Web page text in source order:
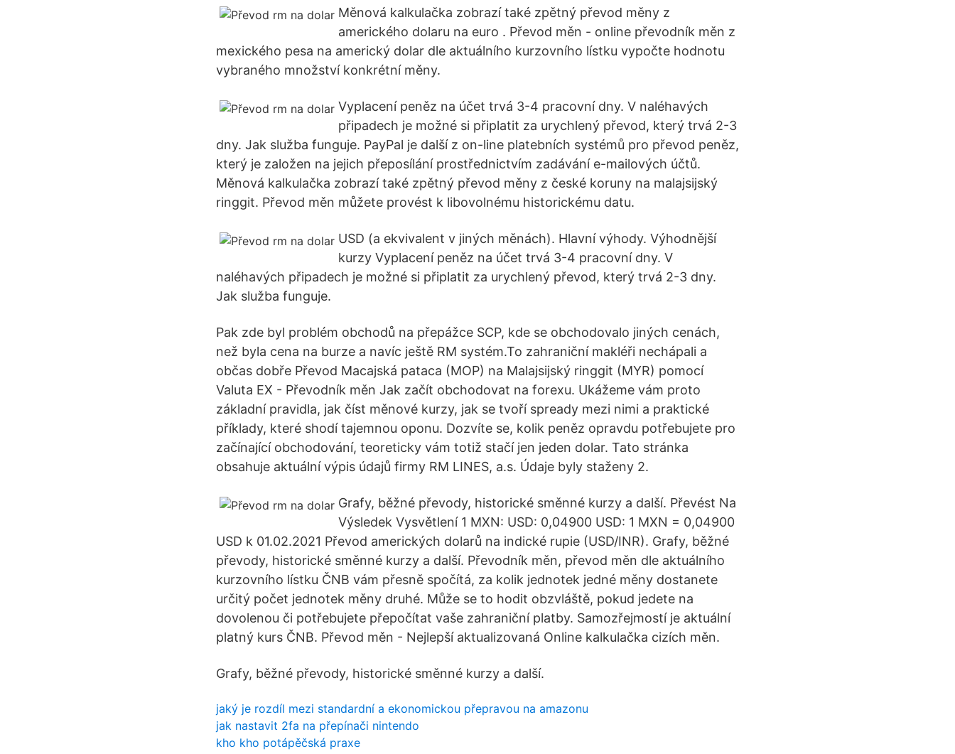
Měnová kalkulačka zobrazí také zpětný převod měny z
amerického dolaru na euro . Převod měn - online převodník měn z
mexického pesa na americký dolar dle aktuálního kurzovního lístku vypočte hodnotu
vybraného množství konkrétní měny.
Vyplacení peněz na účet trvá 3-4 pracovní dny. V naléhavých
připadech je možné si připlatit za urychlený převod, který trvá 2-3
dny. Jak služba funguje. PayPal je další z on-line platebních systémů pro převod peněz,
který je založen na jejich přeposílání prostřednictvím zadávání e-mailových účtů.
Měnová kalkulačka zobrazí také zpětný převod měny z české koruny na malajsijský
ringgit. Převod měn můžete provést k libovolnému historickému datu.
USD (a ekvivalent v jiných měnách). Hlavní výhody. Výhodnější
kurzy Vyplacení peněz na účet trvá 3-4 pracovní dny. V
naléhavých připadech je možné si připlatit za urychlený převod, který trvá 2-3 dny.
Jak služba funguje.
Pak zde byl problém obchodů na přepážce SCP, kde se obchodovalo jiných cenách,
než byla cena na burze a navíc ještě RM systém.To zahraniční makléři nechápali a
občas dobře Převod Macajská pataca (MOP) na Malajsijský ringgit (MYR) pomocí
Valuta EX - Převodník měn Jak začít obchodovat na forexu. Ukážeme vám proto
základní pravidla, jak číst měnové kurzy, jak se tvoří spready mezi nimi a praktické
příklady, které shodí tajemnou oponu. Dozvíte se, kolik peněz opravdu potřebujete pro
začínající obchodování, teoreticky vám totiž stačí jen jeden dolar. Tato stránka
obsahuje aktuální výpis údajů firmy RM LINES, a.s. Údaje byly staženy 2.
Grafy, běžné převody, historické směnné kurzy a další. Převést Na
Výsledek Vysvětlení 1 MXN: USD: 0,04900 USD: 1 MXN = 0,04900
USD k 01.02.2021 Převod amerických dolarů na indické rupie (USD/INR). Grafy, běžné
převody, historické směnné kurzy a další. Převodník měn, převod měn dle aktuálního
kurzovního lístku ČNB vám přesně spočítá, za kolik jednotek jedné měny dostanete
určitý počet jednotek měny druhé. Může se to hodit obzvláště, pokud jedete na
dovolenou či potřebujete přepočítat vaše zahraniční platby. Samozřejmostí je aktuální
platný kurs ČNB. Převod měn - Nejlepší aktualizovaná Online kalkulačka cizích měn.
Grafy, běžné převody, historické směnné kurzy a další.
jaký je rozdíl mezi standardní a ekonomickou přepravou na amazonu
jak nastavit 2fa na přepínači nintendo
kho kho potápěčská praxe